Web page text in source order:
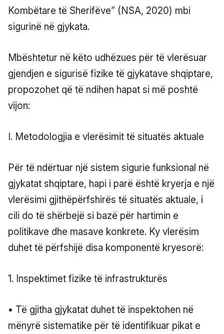
Kombëtare të Sherifëve” (NSA, 2020) mbi
sigurinë në gjykata.
Mbështetur në këto udhëzues për të vlerësuar
gjendjen e sigurisë fizike të gjykatave shqiptare,
propozohet që të ndihen hapat si më poshtë
vijon:
I. Metodologjia e vlerësimit të situatës aktuale
Për të ndërtuar një sistem sigurie funksional në
gjykatat shqiptare, hapi i parë është kryerja e një
vlerësimi gjithëpërfshirës të situatës aktuale, i
cili do të shërbejë si bazë për hartimin e
politikave dhe masave konkrete. Ky vlerësim
duhet të përfshijë disa komponentë kryesorë:
1. Inspektimet fizike të infrastrukturës
• Të gjitha gjykatat duhet të inspektohen në
mënyrë sistematike për të identifikuar pikat e